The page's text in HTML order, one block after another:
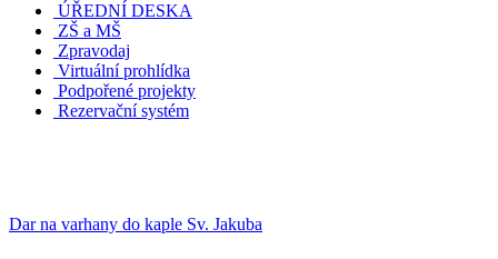
ÚŘEDNÍ DESKA
ZŠ a MŠ
Zpravodaj
Virtuální prohlídka
Podpořené projekty
Rezervační systém
Dar na varhany do kaple Sv. Jakuba